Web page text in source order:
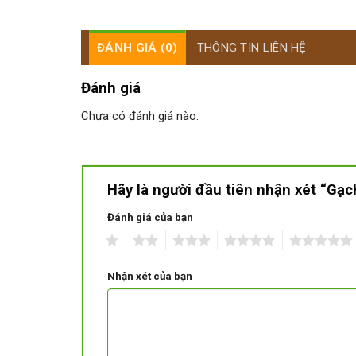
ĐÁNH GIÁ (0) THÔNG TIN LIÊN HỆ
Đánh giá
Chưa có đánh giá nào.
Hãy là người đầu tiên nhận xét
Đánh giá của bạn
Nhận xét của bạn